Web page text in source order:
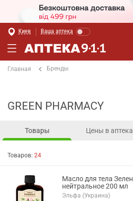
Киев Ваша аптека
Главная Бренды
GREEN PHARMACY
Товары Цены в
Товаров: 24
Масло для тела
нейтральное 200 мл
Эльфа (Украина)